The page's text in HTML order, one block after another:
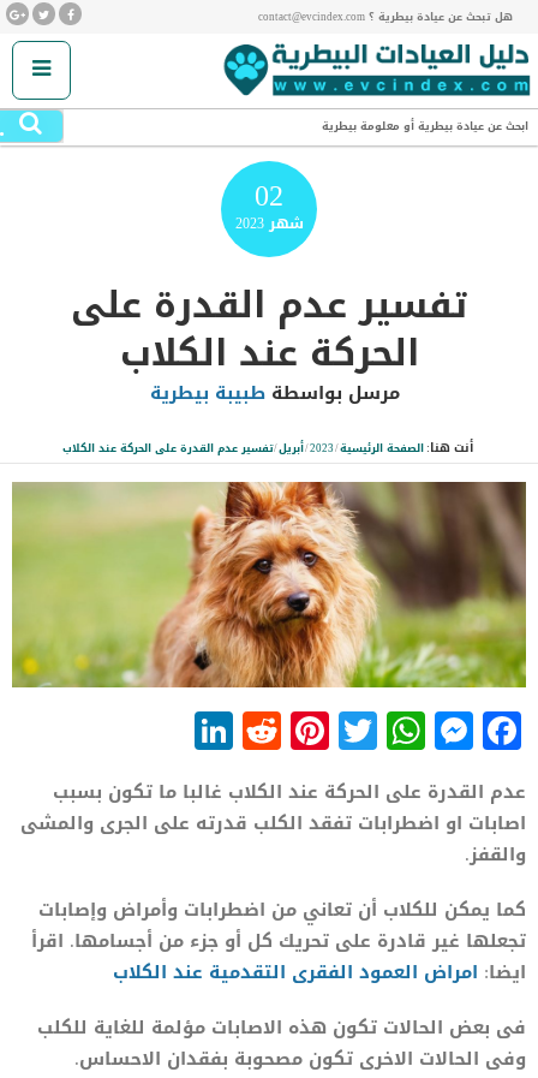
هل تبحث عن عيادة بيطرية ؟ contact@evcindex.com
ابحث عن عيادة بيطرية أو معلومة بيطرية
02
شهر2023
تفسير عدم القدرة على
الحركة عند الكلاب
مرسل بواسطة طبيبة بيطرية
أنت هنا:الصفحة الرئيسية/
2023
/أبريل/تفسير عدم القدرة على الحركة عند الكلاب
Facebook
Messenger
WhatsApp
Twitter
Pinterest
Reddit
عدم القدرة على الحركة عند الكلاب غالبا ما تكون بسبب
اصابات او اضطرابات تفقد الكلب قدرته على الجرى والمشى
والقفز.
كما يمكن للكلاب أن تعاني من اضطرابات وأمراض وإصابات
تجعلها غير قادرة على تحريك كل أو جزء من أجسامها. اقرأ
ايضا: امراض العمود الفقرى التقدمية عند الكلاب
فى بعض الحالات تكون هذه الاصابات مؤلمة للغاية للكلب
وفى الحالات الاخرى تكون مصحوبة بفقدان الاحساس.